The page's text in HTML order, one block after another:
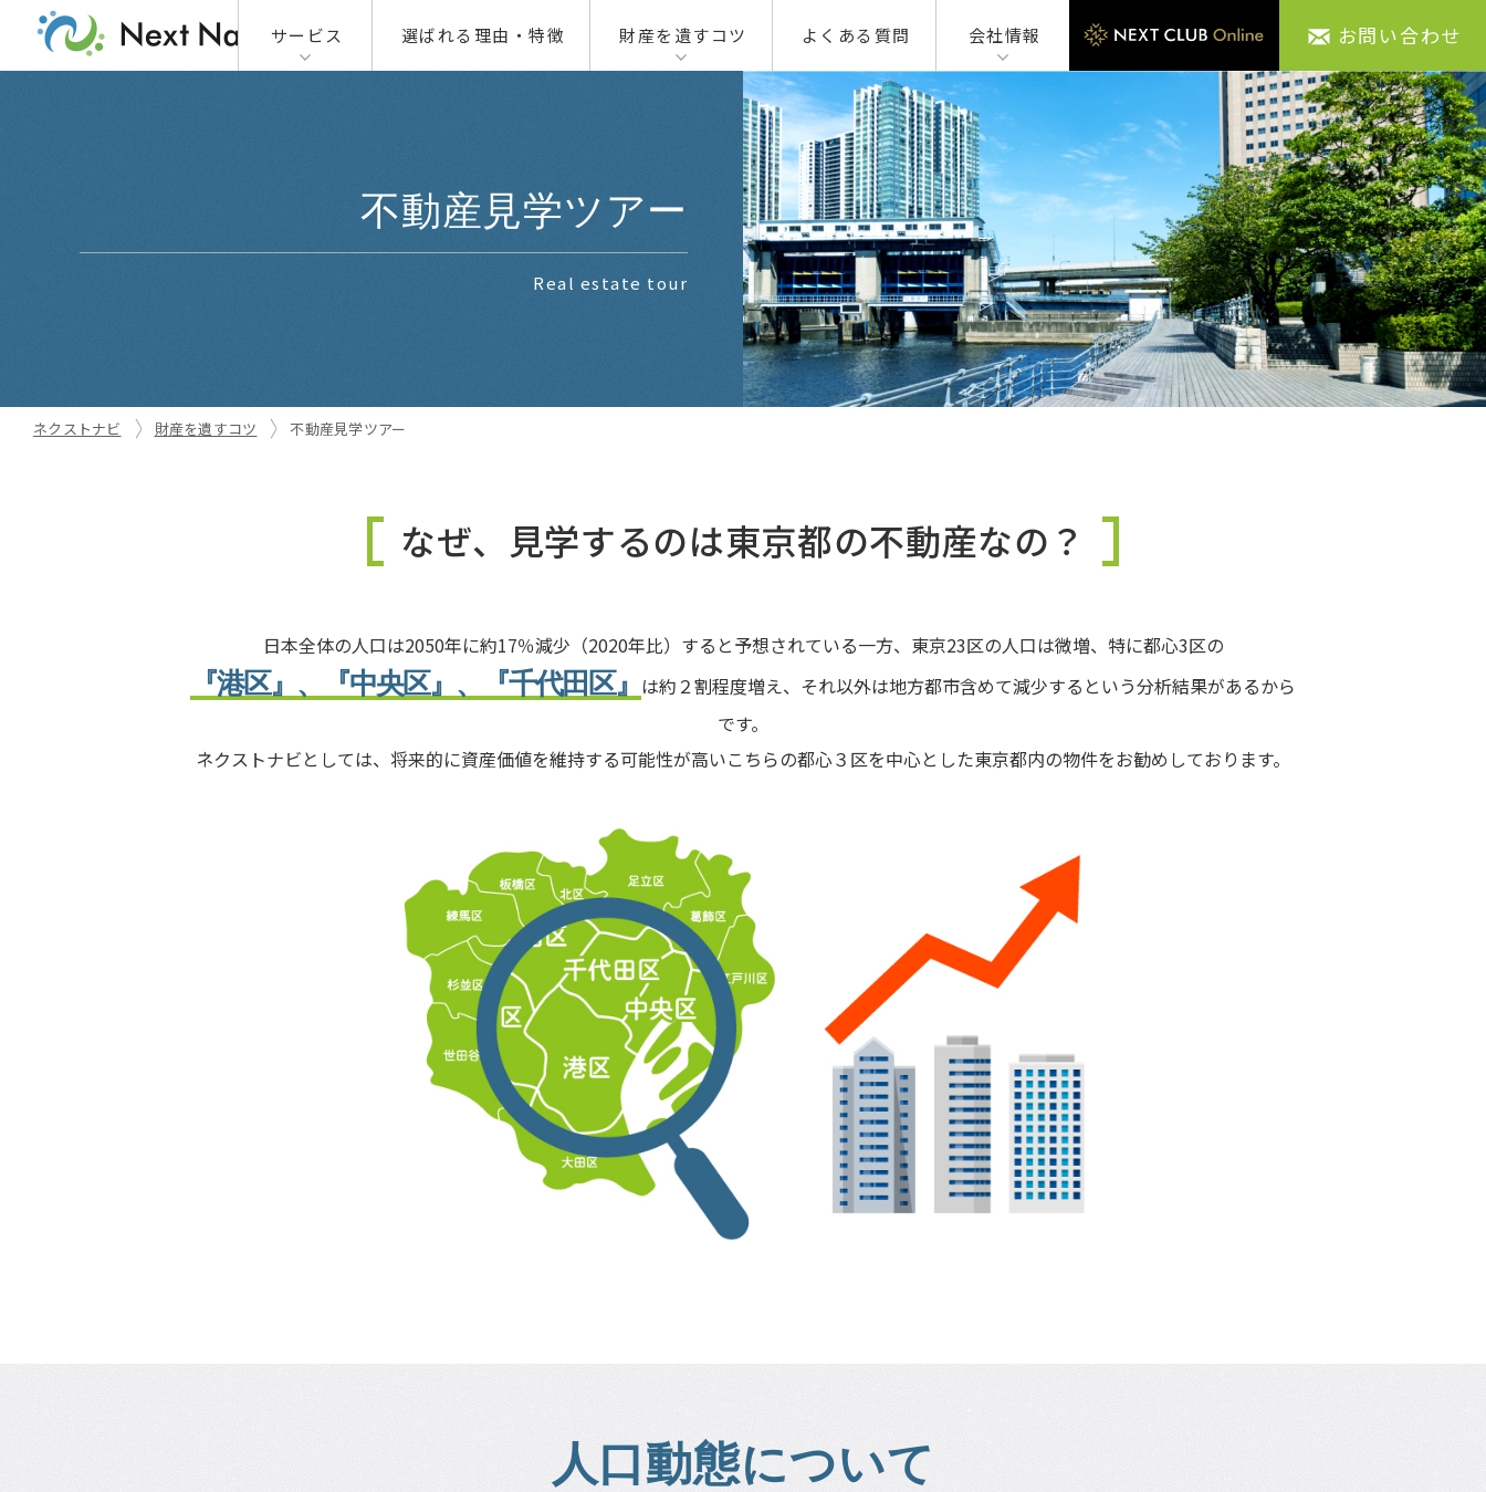
サービス
02
選ばれる理由・特徴 財産を遺すコツ
02
03
よくある質問 会社情報
01
02
お問い合わせ
不動産見学ツアー
Real estate tour
ネクストナビ 財産を遺すコツ 不動産見学ツアー
なぜ、見学するのは東京都の不動産なの？
日本全体の人口は2050年に約17％減少（2020年比）すると予想されている一方、 東京23区の人口は微増、 特に都心3区の
『港区』、『中央区』、『千代田区』 は約２割程度増え、 それ以外は地方都市含めて減少するという分析結果があるから
です。
ネクストナビとしては、将来的に資産価値を維持する可能性が高いこちらの都心３区を中心とした東京都内の物件をお勧めしております。
人口動態について